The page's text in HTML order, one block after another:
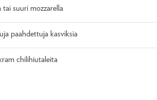
tai suuri mozzarella
paahdettuja kasviksia
chilihiutaleita